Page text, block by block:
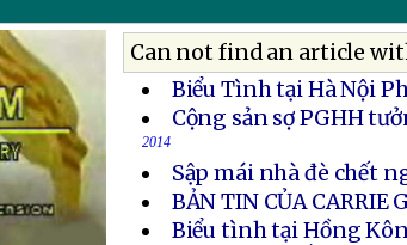
Can not find an article
Biểu Tình tại Hà Nội
Cộng sản sợ PGHH
2014
Sập mái nhà đè chết
BẢN TIN CỦA CARRIE
Biểu tình tại Hồng